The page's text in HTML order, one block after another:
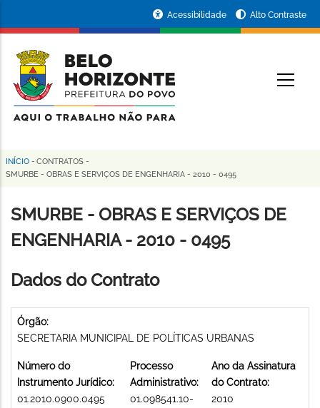
conteúdo
principal
da
Prefeitura
de
Horizonte
Acessibilidade Alto Contraste
Trilha
navegação
INÍCIO - CONTRATOS -
SMURBE - OBRAS E SERVIÇOS DE ENGENHARIA - 2010 - 0495
SMURBE - OBRAS E SERVIÇOS DE
ENGENHARIA - 2010 - 0495
Dados do Contrato
Órgão:
SECRETARIA MUNICIPAL DE POLÍTICAS URBANAS
Número do
Instrumento Jurídico:
01.2010.0900.0495
Processo
Administrativo:
01.098541.10-
Ano da Assinatura
do Contrato:
2010